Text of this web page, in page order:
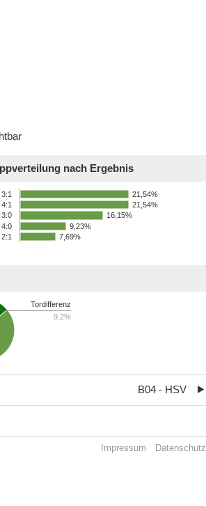
nach Ergebnis
3:1
4:1
3:0
4:0
2:1
21,54%
21,54%
16,15%
9,23%
7,69%
Tordifferenz
9.2%
B04 - HSV
Impressum Datenschutz